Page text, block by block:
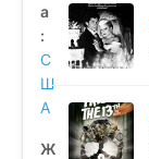
а
:
С
Ш
А
Ж